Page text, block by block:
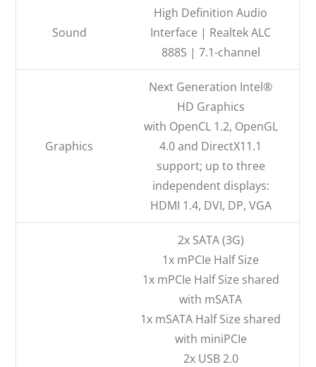
Sound
High Definition Audio
Interface | Realtek ALC
888S | 7.1-channel
Graphics
Next Generation Intel®
HD Graphics
with OpenCL 1.2, OpenGL
4.0 and DirectX11.1
support; up to three
independent displays:
HDMI 1.4, DVI, DP, VGA
2x SATA (3G)
1x mPCIe Half Size
1x mPCIe Half Size shared
with mSATA
1x mSATA Half Size shared
with miniPCIe
2x USB 2.0